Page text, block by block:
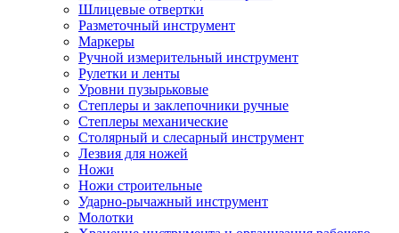
Шлицевые отвертки
Разметочный инструмент
Маркеры
Ручной измерительный инструмент
Рулетки и ленты
Уровни пузырьковые
Степлеры и заклепочники ручные
Степлеры механические
Столярный и слесарный инструмент
Лезвия для ножей
Ножи
Ножи строительные
Ударно-рычажный инструмент
Молотки